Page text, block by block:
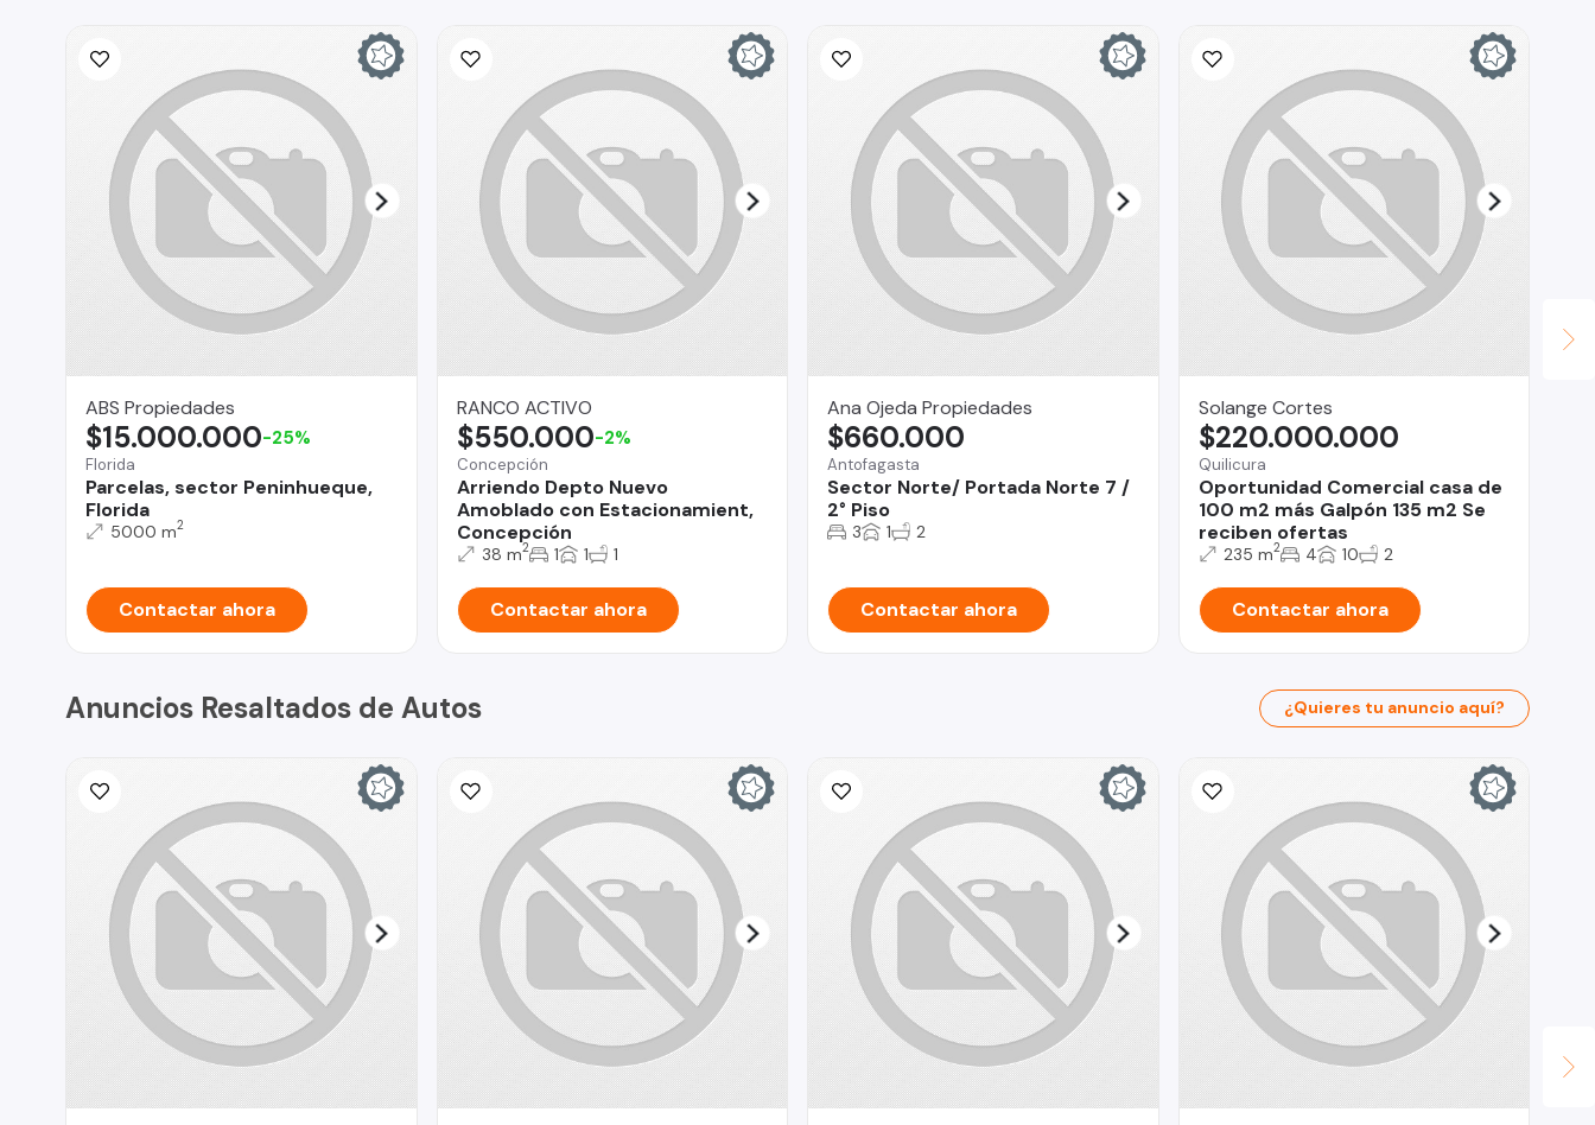
ABS Propiedades
Florida
Parcelas, sector Peninhueque,
Florida
$15.000.000-25%
5000 m2
Contactar ahora
RANCO ACTIVO
Concepción
Arriendo Depto Nuevo
Amoblado con Estacionamient,
Concepción
$550.000-2%
38 m2 1 1 1
Contactar ahora
Ana Ojeda Propiedades
Antofagasta
Sector Norte/ Portada Norte 7 /
2° Piso
$660.000
3 1 2
Contactar ahora
Solange Cortes
Quilicura
Oportunidad Comercial casa de
100 m2 más Galpón 135 m2 Se
reciben ofertas
$220.000.000
235 m2 4 10 2
Contactar ahora
Anuncios Resaltados de Autos ¿Quieres tu anuncio aquí?